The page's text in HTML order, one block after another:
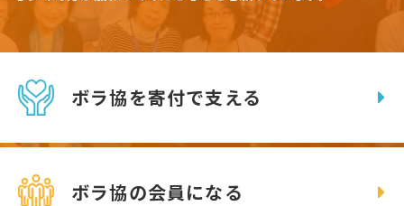
ボラ協を寄付で支える
ボラ協の会員になる